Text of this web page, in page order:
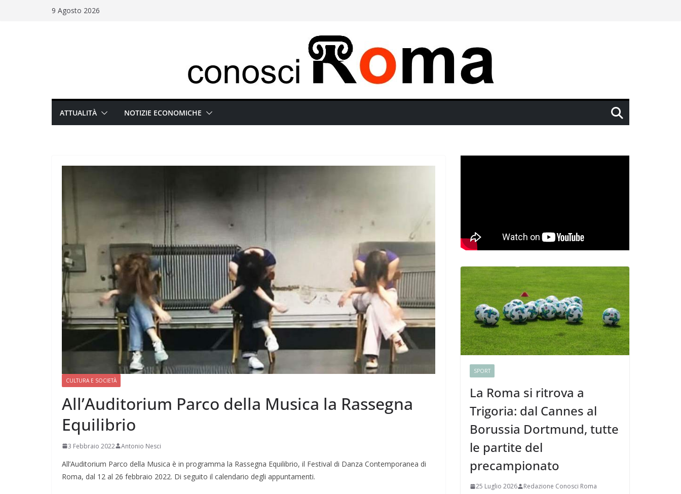
9 Agosto 2026
ATTUALITÀ NOTIZIE ECONOMICHE
CULTURA E SOCIETÀ
All’Auditorium Parco della Musica la Rassegna
Equilibrio
3 Febbraio 2022 Antonio Nesci
All’Auditorium Parco della Musica è in programma la Rassegna Equilibrio, il Festival di Danza Contemporanea di
Roma, dal 12 al 26 febbraio 2022. Di seguito il calendario degli appuntamenti.
SPORT
La Roma si ritrova a
Trigoria: dal Cannes al
Borussia Dortmund, tutte
le partite del
precampionato
25 Luglio 2026 Redazione Conosci Roma